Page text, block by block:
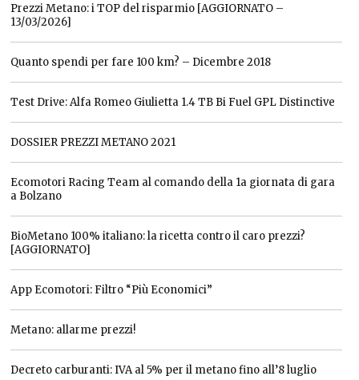
Prezzi Metano: i TOP del risparmio [AGGIORNATO –
13/03/2026]
Quanto spendi per fare 100 km? – Dicembre 2018
Test Drive: Alfa Romeo Giulietta 1.4 TB Bi Fuel GPL Distinctive
DOSSIER PREZZI METANO 2021
Ecomotori Racing Team al comando della 1a giornata di gara
a Bolzano
BioMetano 100% italiano: la ricetta contro il caro prezzi?
[AGGIORNATO]
App Ecomotori: Filtro “Più Economici”
Metano: allarme prezzi!
Decreto carburanti: IVA al 5% per il metano fino all’8 luglio